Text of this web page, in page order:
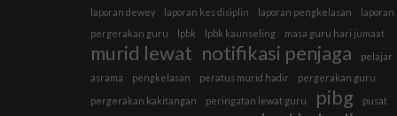
laporan dewey
laporan kes disiplin laporan pengkelasan
laporan
pergerakan guru
lpbk lpbk kaunseling masa guru hari jumaat
murid lewat notifikasi penjaga
pelajar
asrama
pengkelasan peratus murid hadir
pergerakan guru
pergerakan kakitangan
peringatan lewat guru pibg pusat